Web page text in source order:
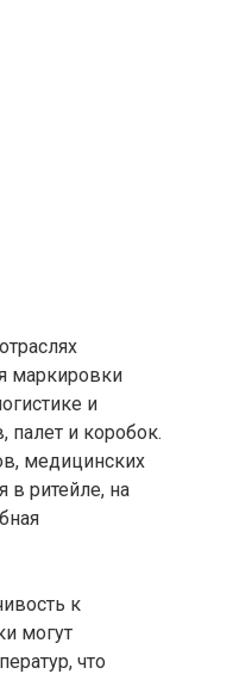
маркировки
и
палет и коробок.
медицинских
в ритейле, на
к
могут
что